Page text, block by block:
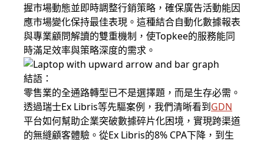
握市場動態並即時調整行銷策略，確保廣告活動能因
應市場變化保持最佳表現。這種結合自動化數據報表
與專業顧問解讀的雙重機制，使Topkee的服務能同
時滿足效率與策略深度的需求。
結語：
零售業的全通路轉型已不是選擇題，而是生存必需。
透過瑞士Ex Libris等先驅案例，我們清晰看到GDN
平台如何幫助企業突破數據碎片化困境，實現跨渠道
的無縫顧客體驗。從Ex Libris的8% CPA下降，到生